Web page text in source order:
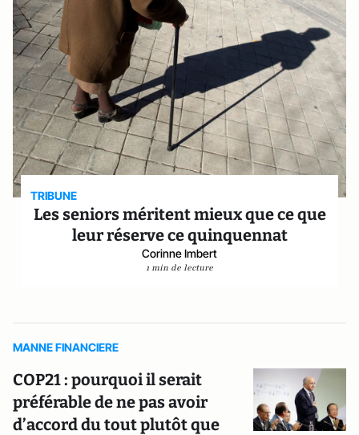
TRIBUNE
Les seniors méritent mieux que ce que
leur réserve ce quinquennat
Corinne Imbert
1 min de lecture
MANNE FINANCIERE
COP21 : pourquoi il serait
préférable de ne pas avoir
d’accord du tout plutôt que